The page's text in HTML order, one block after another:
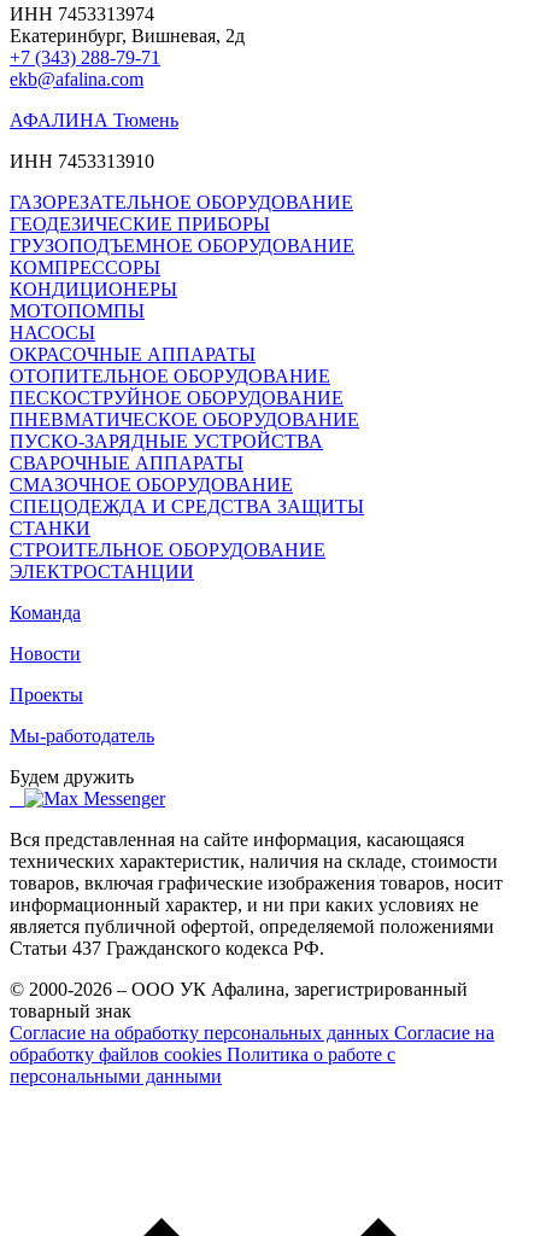
ИНН 7453313974
Екатеринбург, Вишневая, 2д
+7 (343) 288-79-71
ekb@afalina.com
АФАЛИНА Тюмень
ИНН 7453313910
ГАЗОРЕЗАТЕЛЬНОЕ ОБОРУДОВАНИЕ
ГЕОДЕЗИЧЕСКИЕ ПРИБОРЫ
ГРУЗОПОДЪЕМНОЕ ОБОРУДОВАНИЕ
КОМПРЕССОРЫ
КОНДИЦИОНЕРЫ
МОТОПОМПЫ
НАСОСЫ
ОКРАСОЧНЫЕ АППАРАТЫ
ОТОПИТЕЛЬНОЕ ОБОРУДОВАНИЕ
ПЕСКОСТРУЙНОЕ ОБОРУДОВАНИЕ
ПНЕВМАТИЧЕСКОЕ ОБОРУДОВАНИЕ
ПУСКО-ЗАРЯДНЫЕ УСТРОЙСТВА
СВАРОЧНЫЕ АППАРАТЫ
СМАЗОЧНОЕ ОБОРУДОВАНИЕ
СПЕЦОДЕЖДА И СРЕДСТВА ЗАЩИТЫ
СТАНКИ
СТРОИТЕЛЬНОЕ ОБОРУДОВАНИЕ
ЭЛЕКТРОСТАНЦИИ
Команда
Новости
Проекты
Мы-работодатель
Будем дружить
Вся представленная на сайте информация, касающаяся
технических характеристик, наличия на складе, стоимости
товаров, включая графические изображения товаров, носит
информационный характер, и ни при каких условиях не
является публичной офертой, определяемой положениями
Статьи 437 Гражданского кодекса РФ.
© 2000-2026 – ООО УК Афалина, зарегистрированный
товарный знак
Согласие на обработку персональных данных Согласие на
обработку файлов cookies Политика о работе с
персональными данными